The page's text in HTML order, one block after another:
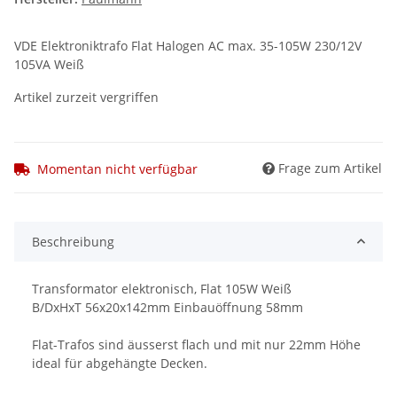
VDE Elektroniktrafo Flat Halogen AC max. 35-105W 230/12V
105VA Weiß
Artikel zurzeit vergriffen
Momentan nicht verfügbar Frage zum Artikel
Beschreibung
Transformator elektronisch, Flat 105W Weiß
B/DxHxT 56x20x142mm Einbauöffnung 58mm
Flat-Trafos sind äusserst flach und mit nur 22mm Höhe
ideal für abgehängte Decken.